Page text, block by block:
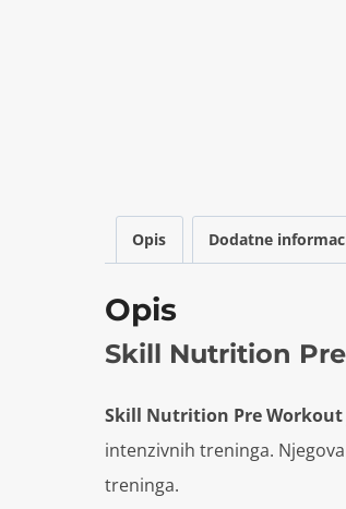
Opis Dodatne
Opis
Skill Nutrition
Skill Nutrition Pre Workout
intenzivnih treninga.
treninga.